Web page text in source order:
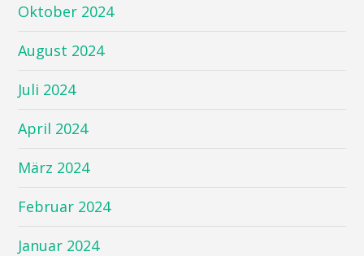
Oktober 2024
August 2024
Juli 2024
April 2024
März 2024
Februar 2024
Januar 2024